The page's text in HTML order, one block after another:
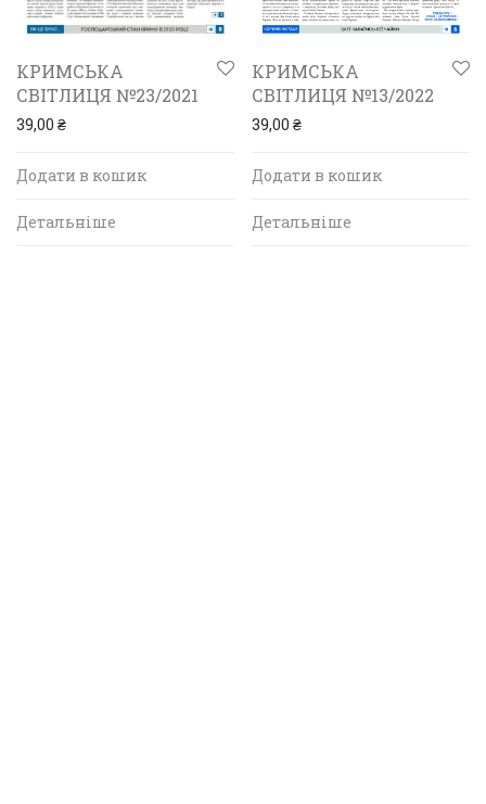
КРИМСЬКА
СВІТЛИЦЯ №23/2021
39,00 ₴
Додати в кошик
Детальніше
КРИМСЬКА
СВІТЛИЦЯ №13/2022
39,00 ₴
Додати в кошик
Детальніше